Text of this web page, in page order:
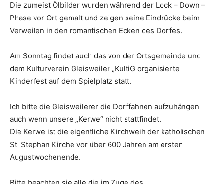
Die zumeist Ölbilder wurden während der Lock – Down –
Phase vor Ort gemalt und zeigen seine Eindrücke beim
Verweilen in den romantischen Ecken des Dorfes.
Am Sonntag findet auch das von der Ortsgemeinde und
dem Kulturverein Gleisweiler „KultiG organisierte
Kinderfest auf dem Spielplatz statt.
Ich bitte die Gleisweilerer die Dorffahnen aufzuhängen
auch wenn unsere „Kerwe“ nicht stattfindet.
Die Kerwe ist die eigentliche Kirchweih der katholischen
St. Stephan Kirche vor über 600 Jahren am ersten
Augustwochenende.